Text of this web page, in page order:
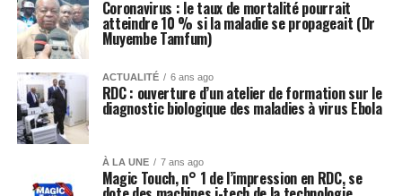
Coronavirus : le taux de mortalité pourrait
atteindre 10 % si la maladie se propageait (Dr
Muyembe Tamfum)
ACTUALITÉ 6 ans ago
RDC : ouverture d’un atelier de formation sur le
diagnostic biologique des maladies à virus Ebola
À LA UNE 7 ans ago
Magic Touch, n° 1 de l’impression en RDC, se